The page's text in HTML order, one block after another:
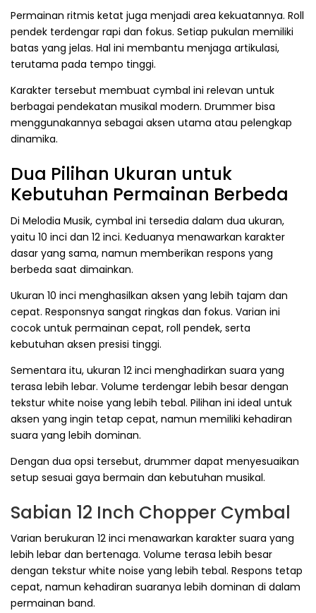
Permainan ritmis ketat juga menjadi area kekuatannya. Roll
pendek terdengar rapi dan fokus. Setiap pukulan memiliki
batas yang jelas. Hal ini membantu menjaga artikulasi,
terutama pada tempo tinggi.
Karakter tersebut membuat cymbal ini relevan untuk
berbagai pendekatan musikal modern. Drummer bisa
menggunakannya sebagai aksen utama atau pelengkap
dinamika.
Dua Pilihan Ukuran untuk
Kebutuhan Permainan Berbeda
Di Melodia Musik, cymbal ini tersedia dalam dua ukuran,
yaitu 10 inci dan 12 inci. Keduanya menawarkan karakter
dasar yang sama, namun memberikan respons yang
berbeda saat dimainkan.
Ukuran 10 inci menghasilkan aksen yang lebih tajam dan
cepat. Responsnya sangat ringkas dan fokus. Varian ini
cocok untuk permainan cepat, roll pendek, serta
kebutuhan aksen presisi tinggi.
Sementara itu, ukuran 12 inci menghadirkan suara yang
terasa lebih lebar. Volume terdengar lebih besar dengan
tekstur white noise yang lebih tebal. Pilihan ini ideal untuk
aksen yang ingin tetap cepat, namun memiliki kehadiran
suara yang lebih dominan.
Dengan dua opsi tersebut, drummer dapat menyesuaikan
setup sesuai gaya bermain dan kebutuhan musikal.
Sabian 12 Inch Chopper Cymbal
Varian berukuran 12 inci menawarkan karakter suara yang
lebih lebar dan bertenaga. Volume terasa lebih besar
dengan tekstur white noise yang lebih tebal. Respons tetap
cepat, namun kehadiran suaranya lebih dominan di dalam
permainan band.